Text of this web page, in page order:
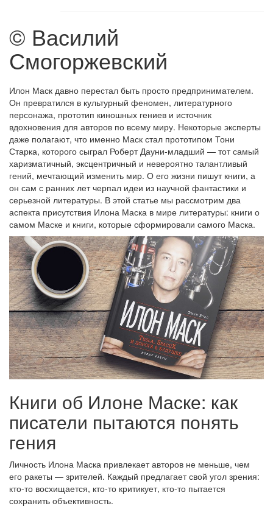
© Василий
Смогоржевский
Илон Маск давно перестал быть просто предпринимателем.
Он превратился в культурный феномен, литературного
персонажа, прототип киношных гениев и источник
вдохновения для авторов по всему миру. Некоторые эксперты
даже полагают, что именно Маск стал прототипом Тони
Старка, которого сыграл Роберт Дауни-младший — тот самый
харизматичный, эксцентричный и невероятно талантливый
гений, мечтающий изменить мир. О его жизни пишут книги, а
он сам с ранних лет черпал идеи из научной фантастики и
серьезной литературы. В этой статье мы рассмотрим два
аспекта присутствия Илона Маска в мире литературы: книги о
самом Маске и книги, которые сформировали самого Маска.
Книги об Илоне Маске: как
писатели пытаются понять
гения
Личность Илона Маска привлекает авторов не меньше, чем
его ракеты — зрителей. Каждый предлагает свой угол зрения:
кто-то восхищается, кто-то критикует, кто-то пытается
сохранить объективность.